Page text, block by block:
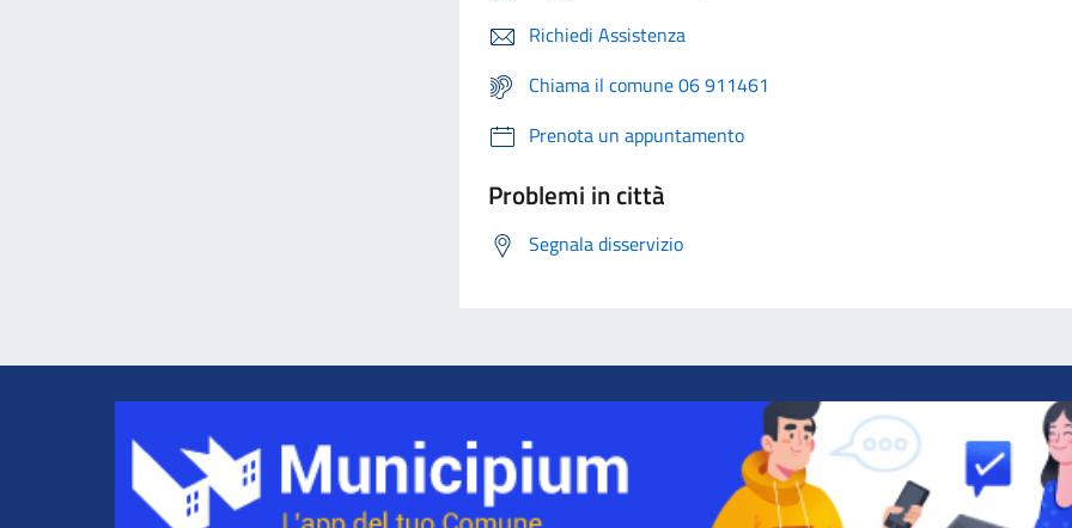
Richiedi Assistenza
Chiama il comune 06 911461
Prenota un appuntamento
Problemi in città
Segnala disservizio